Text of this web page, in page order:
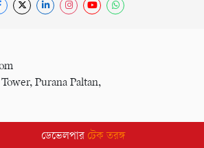
Purana Paltan,
ডেভেলপার টেক তরঙ্গ